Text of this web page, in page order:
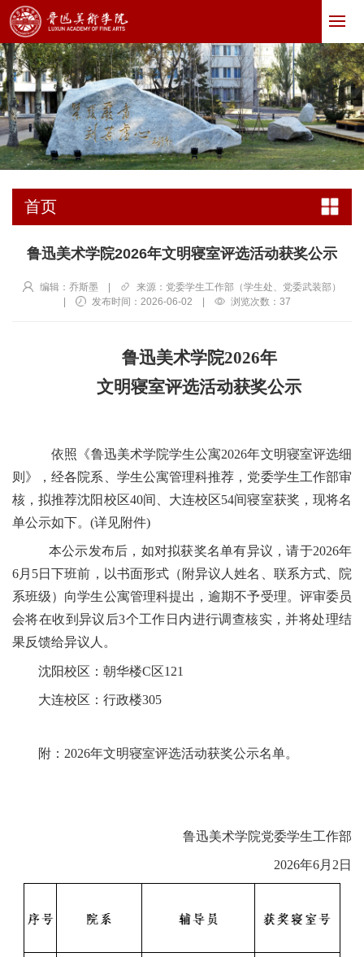
首页
鲁迅美术学院2026年文明寝室评选活动获奖公示
编辑：乔斯墨 |
来源：党委学生工作部（学生处、党委武装部）
|
发布时间：2026-06-02 | 浏览次数：37
鲁迅美术学院2026年
文明寝室评选活动获奖公示
依照《鲁迅美术学院学生公寓2026年文明寝室评选细
则》，经各院系、学生公寓管理科推荐，党委学生工作部审
核，拟推荐沈阳校区40间、大连校区54间寝室获奖，现将名
单公示如下。(详见附件)
本公示发布后，如对拟获奖名单有异议，请于2026年
6月5日下班前，以书面形式（附异议人姓名、联系方式、院
系班级）向学生公寓管理科提出，逾期不予受理。评审委员
会将在收到异议后3个工作日内进行调查核实，并将处理结
果反馈给异议人。
沈阳校区：朝华楼C区121
大连校区：行政楼305
附：2026年文明寝室评选活动获奖公示名单。
鲁迅美术学院党委学生工作部
2026年6月2日